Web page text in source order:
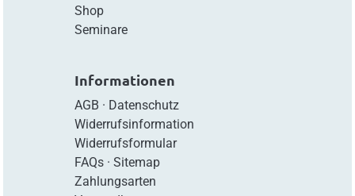
Shop
Seminare
Informationen
AGB · Datenschutz
Widerrufsinformation
Widerrufsformular
FAQs· Sitemap
Zahlungsarten